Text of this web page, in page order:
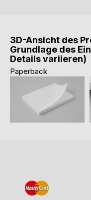
3D-Ansicht des
Grundlage des
Details variieren)
Paperback